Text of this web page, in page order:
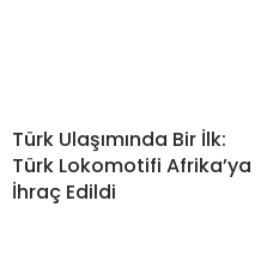
Türk Ulaşımında Bir İlk:
Türk Lokomotifi Afrika’ya
İhraç Edildi